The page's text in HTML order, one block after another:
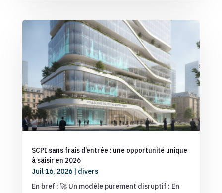
SCPI sans frais d’entrée : une opportunité unique
à saisir en 2026
Juil 16, 2026| divers
En bref : 🚀 Un modèle purement disruptif : En